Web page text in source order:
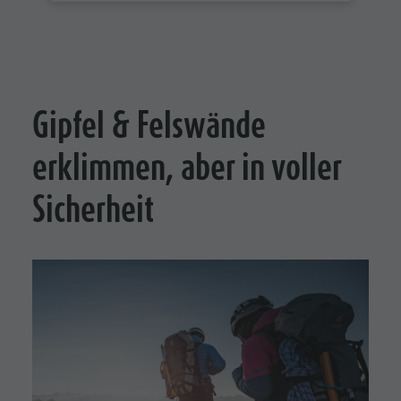
Gipfel & Felswände
erklimmen, aber in voller
Sicherheit